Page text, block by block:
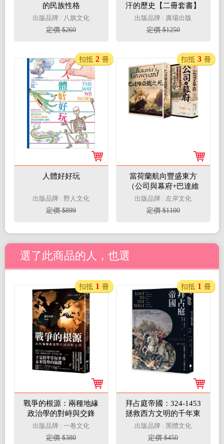
的民族性格
出版品牌 : 八旗文化
定價 $260
汗的歷史【二冊套書】
（《伊朗：心智的帝
國》＋《沒有規則的競
賽》）
出版品牌 : 廣場出版
定價 $1250
人體好好玩
出版品牌 : 野人文化
定價 $899
扣抵 2 冊
當荷蘭航向豐盛東方
（公司與幕府+巴達維
亞號之死）套書
出版品牌 : 左岸文化
定價 $1100
扣抵 3 冊
選了此商品的人，也選
戰爭的根源：兩種地緣
政治學的對峙與交鋒
出版品牌 : 一卷文化
定價 $380
扣抵 1 冊
拜占庭帝國：324-1453
拯救西方文明的千年東
羅馬帝國
出版品牌 : 黑體文化
定價 $450
扣抵 1 冊